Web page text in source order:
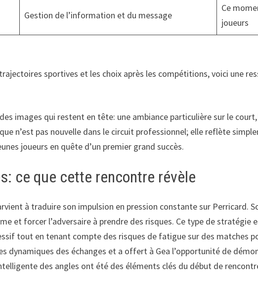
Gestion de l’information et du message
Ce
joueurs
sportives et les choix après les compétitions, voici une
images qui restent en tête: une ambiance particulière sur le
n’est pas nouvelle dans le circuit professionnel; elle reflète
joueurs en quête d’un premier grand succès.
ce que cette rencontre révèle
à traduire son impulsion en pression constante sur Perricard.
et forcer l’adversaire à prendre des risques. Ce type de stratégie
tout en tenant compte des risques de fatigue sur des matches
dynamiques des échanges et a offert à Gea l’opportunité de
des angles ont été des éléments clés du début de